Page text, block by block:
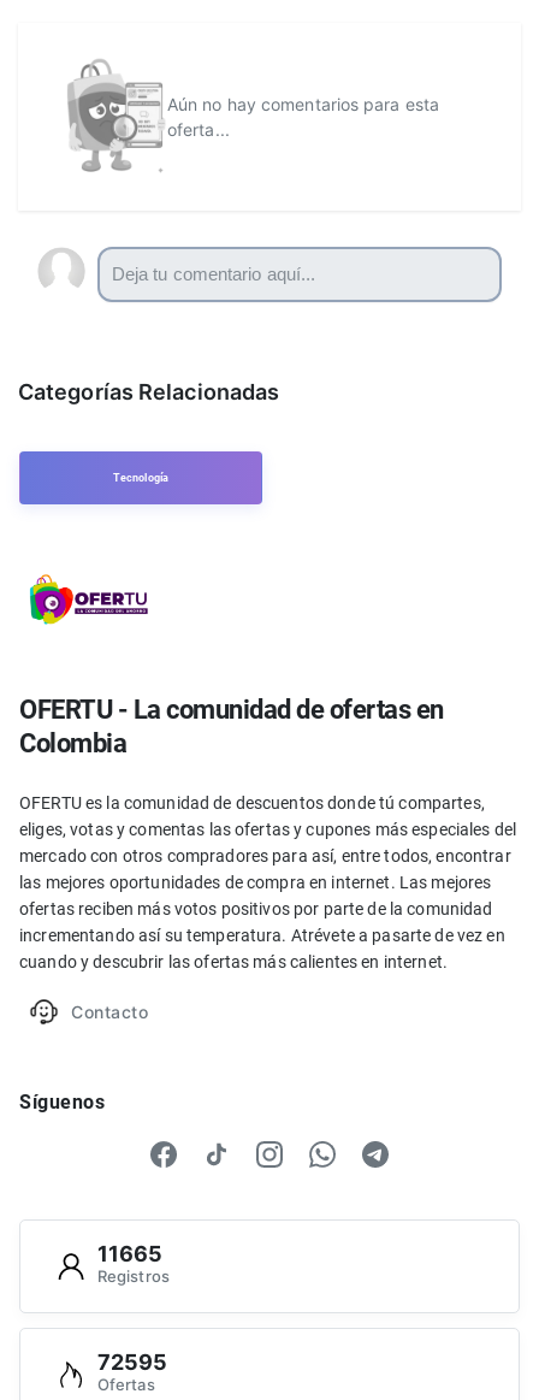
Aún no hay comentarios para esta
oferta...
Categorías Relacionadas
Tecnología
OFERTU - La comunidad de ofertas en
Colombia
OFERTU es la comunidad de descuentos donde tú compartes,
eliges, votas y comentas las ofertas y cupones más especiales del
mercado con otros compradores para así, entre todos, encontrar
las mejores oportunidades de compra en internet. Las mejores
ofertas reciben más votos positivos por parte de la comunidad
incrementando así su temperatura. Atrévete a pasarte de vez en
cuando y descubrir las ofertas más calientes en internet.
Contacto
Síguenos
11665
Registros
72595
Ofertas